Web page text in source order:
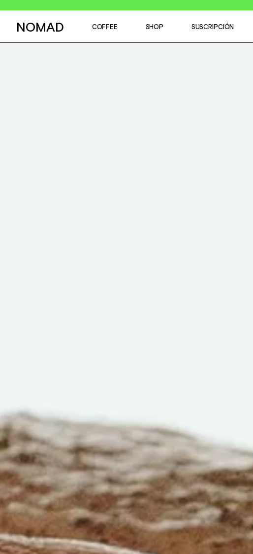
NOMAD COFFEE SHOP SUSCRIPCIÓN